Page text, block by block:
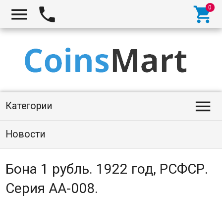
  
Категории 
Новости
Бона 1 рубль. 1922 год, РСФСР.
Серия АА-008.